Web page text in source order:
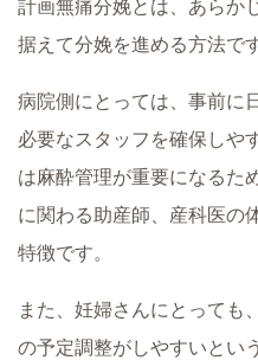
計画無痛分娩とは、あらか
据えて分娩を進める方法です
病院側にとっては、事前に
必要なスタッフを確保しや
は麻酔管理が重要になるた
に関わる助産師、産科医の
特徴です。
また、妊婦さんにとっても
の予定調整がしやすいとい